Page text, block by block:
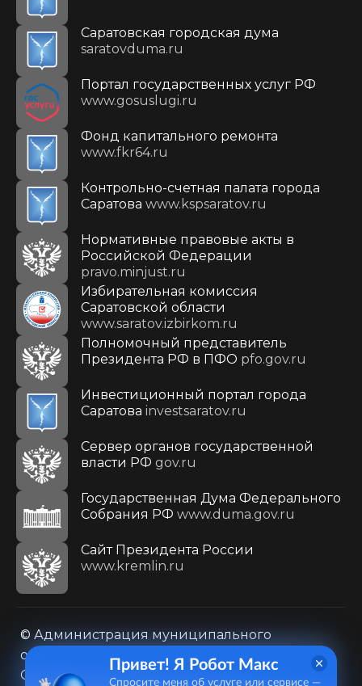
Саратовская городская дума
saratovduma.ru
Портал государственных услуг РФ
www.gosuslugi.ru
Фонд капитального ремонта
www.fkr64.ru
Контрольно-счетная палата города
Саратова www.kspsaratov.ru
Нормативные правовые акты в
Российской Федерации
pravo.minjust.ru
Избирательная комиссия
Саратовской области
www.saratov.izbirkom.ru
Полномочный представитель
Президента РФ в ПФО pfo.gov.ru
Инвестиционный портал города
Саратова investsaratov.ru
Сервер органов государственной
власти РФ gov.ru
Государственная Дума Федерального
Собрания РФ www.duma.gov.ru
Cайт Президента России
www.kremlin.ru
© Администрация муниципального
образования городского округа «Город
Саратов»
Привет! Я Робот Макс
Спросите меня об услуге или сервисе —